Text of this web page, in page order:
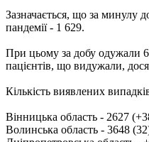
Зазначається, що за минулу
пандемії - 1 629.
При цьому за добу одужали
пацієнтів, що видужали,
Кількість виявлених
Вінницька область - 2627
Волинська область - 3648